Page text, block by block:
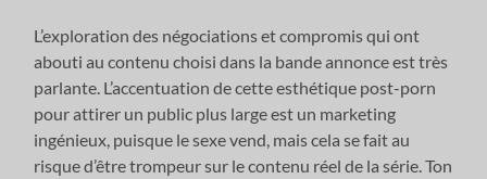
L’exploration des négociations et compromis qui ont
abouti au contenu choisi dans la bande annonce est très
parlante. L’accentuation de cette esthétique post-porn
pour attirer un public plus large est un marketing
ingénieux, puisque le sexe vend, mais cela se fait au
risque d’être trompeur sur le contenu réel de la série. Ton